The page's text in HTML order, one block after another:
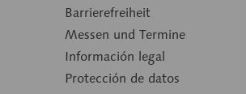
Barrierefreiheit
Messen und Termine
Información legal
Protección de datos